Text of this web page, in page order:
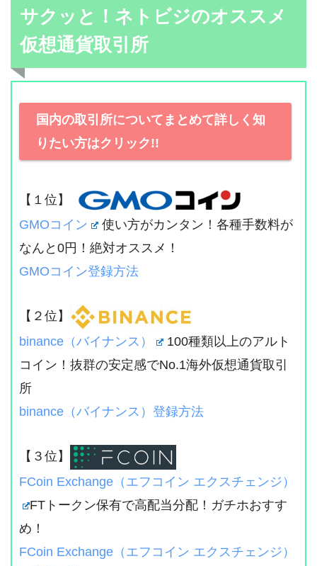
サクッと！ネトビジのオススメ
仮想通貨取引所
国内の取引所についてまとめて詳しく知
りたい方はクリック!!
【１位】
GMOコイン
使い方がカンタン！各種手数料が
なんと0円！絶対オススメ！
GMOコイン登録方法
【２位】
binance（バイナンス）
100種類以上のアルト
コイン！抜群の安定感でNo.1海外仮想通貨取引
所
binance（バイナンス）登録方法
【３位】
FCoin Exchange（エフコイン エクスチェンジ）
FTトークン保有で高配当分配！ガチホおすす
め！
FCoin Exchange（エフコイン エクスチェンジ）